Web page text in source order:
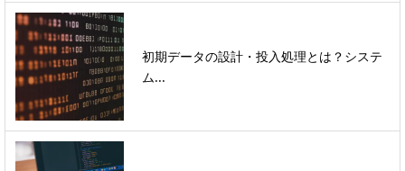
初期データの設計・投入処理とは？システ
ム...